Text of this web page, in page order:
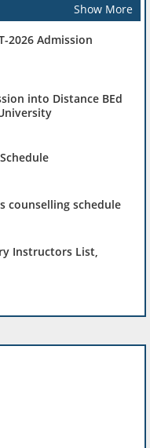
Show More
2026 Admission
into Distance BEd
counselling schedule
Instructors List,